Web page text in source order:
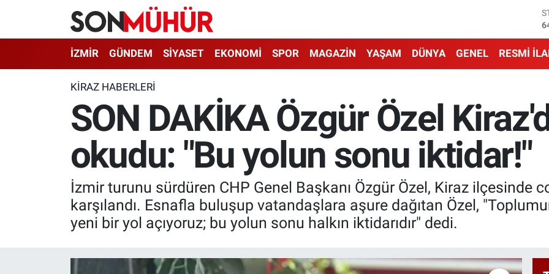
İZMİR GÜNDEM SİYASET EKONOMİ SPOR MAGAZİN YAŞAM DÜNYA GENEL RESMİ
KIRAZ HABERLERI
SON DAKİKA Özgür Özel
okudu: "Bu yolun sonu iktidar!"
İzmir turunu sürdüren CHP Genel Başkanı Özgür Özel, Kiraz ilçesinde
karşılandı. Esnafla buluşup vatandaşlara aşure dağıtan Özel,
yeni bir yol açıyoruz; bu yolun sonu halkın iktidarıdır" dedi.
İzmir Nöbetçi Eczaneler
İzmir Hava Durumu
İzmir Namaz Vakitleri
İzmir Trafik Yoğunluk Haritası
Süper Lig Puan Durumu ve Fikstür
Tüm Manşetler
Son Dakika Haberleri